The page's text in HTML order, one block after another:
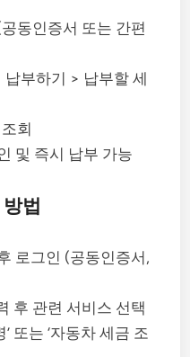
동인증서 또는 간편
납부하기 > 납부할 세
회
및 즉시 납부 가능
법
로그인 (공동인증서,
후 관련 서비스 선택
또는 ‘자동차 세금 조